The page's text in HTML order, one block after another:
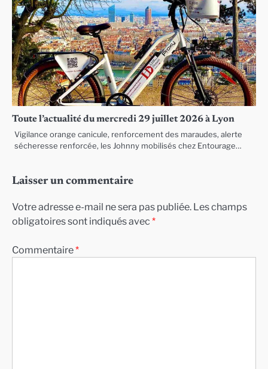
Toute l’actualité du mercredi 29 juillet 2026 à Lyon
Vigilance orange canicule, renforcement des maraudes, alerte
sécheresse renforcée, les Johnny mobilisés chez Entourage…
Laisser un commentaire
Votre adresse e-mail ne sera pas publiée. Les champs
obligatoires sont indiqués avec *
Commentaire*